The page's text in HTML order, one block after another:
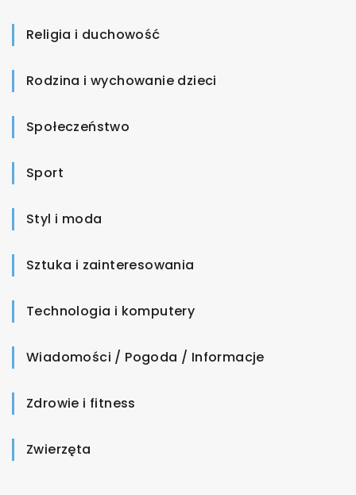
Religia i duchowość
Rodzina i wychowanie dzieci
Społeczeństwo
Sport
Styl i moda
Sztuka i zainteresowania
Technologia i komputery
Wiadomości / Pogoda / Informacje
Zdrowie i fitness
Zwierzęta